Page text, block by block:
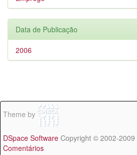
Data de Publicação
2006
Theme by
DSpace Software Copyright © 2002-
Comentários